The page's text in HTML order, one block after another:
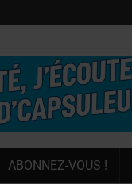
ABONNEZ-VOUS !